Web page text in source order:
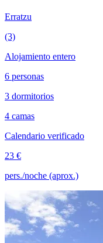
Erratzu
(3)
Alojamiento entero
6 personas
3 dormitorios
4 camas
Calendario verificado
23 €
pers./noche (aprox.)